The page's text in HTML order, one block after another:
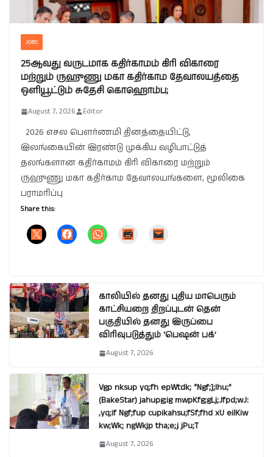
JOBS
25ஆவது வருடமாக கதிர்காமம் கிரி விகாரை
மற்றும் ருஹுணு மகா கதிர்காம தேவாலயத்தை
ஒளியூட்டும் சுதேசி கொஹொம்ப;
August 7, 2026 Editor
2026 எசல பௌர்ணமி தினத்தையிட்டு,
இலங்கையின் இரண்டு முக்கிய வழிபாட்டுத்
தலங்களான கதிர்காமம் கிரி விகாரை மற்றும்
ருஹுணு மகா கதிர்காம தேவாலயங்களை, மூலிகை
பராமரிப்பு
Share this:
காலியில் தனது புதிய மாபெரும்
காட்சியறை திறப்புடன் தென்
பகுதியில் தனது இருப்பை
விரிவுபடுத்தும் ‘பெஷன் பக்’
August 7, 2026
Vgp nksup yq;fh epWtdk; “Ngf;];lhu;”
(BakeStar) jahupg;ig mwpKfg;gLj;Jfpd;wJ:
,yq;if Ngf;fup cupikahsu;fSf;fhd xU eilKiw
kw;Wk; ngWkjp tha;e;j jPu;T
August 7, 2026